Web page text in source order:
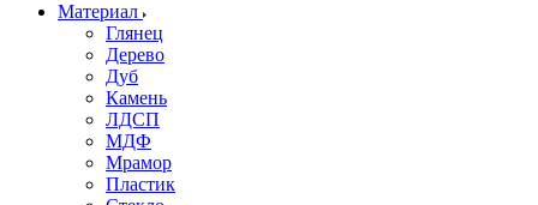
Материал
Глянец
Дерево
Дуб
Камень
ЛДСП
МДФ
Мрамор
Пластик